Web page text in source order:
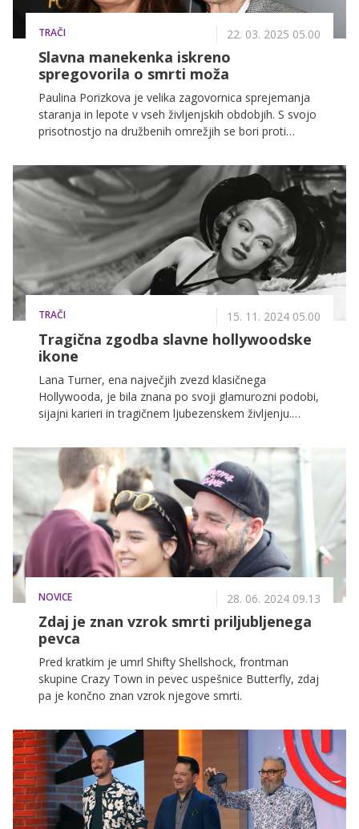
TRAČI 22. 03. 2025 05.00
Slavna manekenka iskreno
spregovorila o smrti moža
Paulina Porizkova je velika zagovornica sprejemanja
staranja in lepote v vseh življenjskih obdobjih. S svojo
prisotnostjo na družbenih omrežjih se bori proti
iskrenosti. Poleg uspešne manekenske kariere pa ima
za seboj še težko preiskušnjo – izgubo moža.
TRAČI 15. 11. 2024 05.00
Tragična zgodba slavne hollywoodske
ikone
Lana Turner, ena največjih zvezd klasičnega
Hollywooda, je bila znana po svoji glamurozni podobi,
sijajni karieri in tragičnem ljubezenskem življenju.
Johnnyjem Stompanatom se je zapisala v zgodovino
kot ena izmed najbolj šokantnih ljubezenskih zgodb
hollywoodske zgodovine ... Preverite, zakaj!
NOVICE 28. 06. 2024 09.13
Zdaj je znan vzrok smrti priljubljenega
pevca
Pred kratkim je umrl Shifty Shellshock, frontman
skupine Crazy Town in pevec uspešnice Butterfly, zdaj
pa je končno znan vzrok njegove smrti.